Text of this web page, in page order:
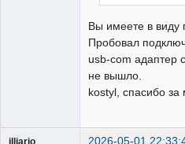
Вы имеете в виду
Пробовал
usb-com адаптер
не вышло.
kostyl, спасибо за
illiario 2026-05-01